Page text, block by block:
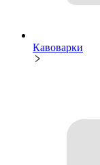
Кавоварки